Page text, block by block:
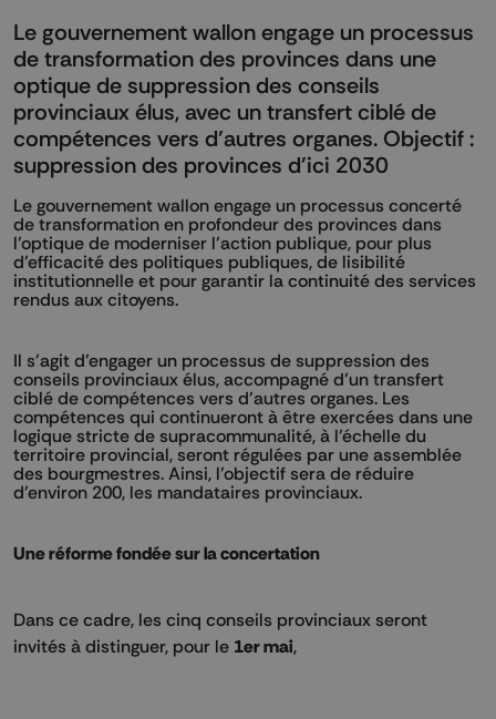
Le gouvernement wallon engage un processus
de transformation des provinces dans une
optique de suppression des conseils
provinciaux élus, avec un transfert ciblé de
compétences vers d’autres organes. Objectif :
suppression des provinces d'ici 2030
Le gouvernement wallon engage un processus concerté
de transformation en profondeur des provinces dans
l’optique de moderniser l’action publique, pour plus
d’efficacité des politiques publiques, de lisibilité
institutionnelle et pour garantir la continuité des services
rendus aux citoyens.
Il s’agit d’engager un processus de suppression des
conseils provinciaux élus, accompagné d’un transfert
ciblé de compétences vers d’autres organes. Les
compétences qui continueront à être exercées dans une
logique stricte de supracommunalité, à l’échelle du
territoire provincial, seront régulées par une assemblée
des bourgmestres. Ainsi, l’objectif sera de réduire
d’environ 200, les mandataires provinciaux.
Une réforme fondée sur la concertation
Dans ce cadre, les cinq conseils provinciaux seront
invités à distinguer, pour le 1er mai,